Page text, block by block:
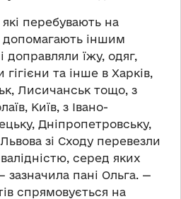
перебувають на
допомагають іншим
доправляли їжу, одяг,
та інше в Харків,
Лисичанськ тощо, з
Київ, з Івано-
Дніпропетровську,
зі Сходу перевезли
серед яких
зазначила пані Ольга. —
спрямовується на